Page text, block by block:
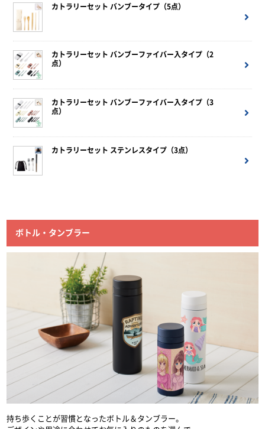
カトラリーセット バンブータイプ（5点）
カトラリーセット バンブーファイバー入タイプ（2
点）
カトラリーセット バンブーファイバー入タイプ（3
点）
カトラリーセット ステンレスタイプ（3点）
ボトル・タンブラー
持ち歩くことが習慣となったボトル＆タンブラー。